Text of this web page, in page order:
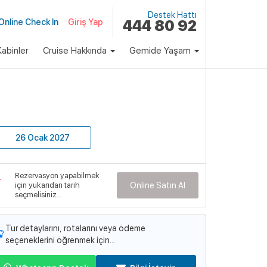
Check In Giriş Yap
Destek Hattı
444 80 92
Cruise Hakkında Gemide Yaşam
of the Seas
Detayları
26 Ocak 2027
Rezervasyon yapabilmek
için yukarıdan tarih
seçmelisiniz...
Online Satın Al
Tur detaylarını, rotalarını veya ödeme
seçeneklerini öğrenmek için...